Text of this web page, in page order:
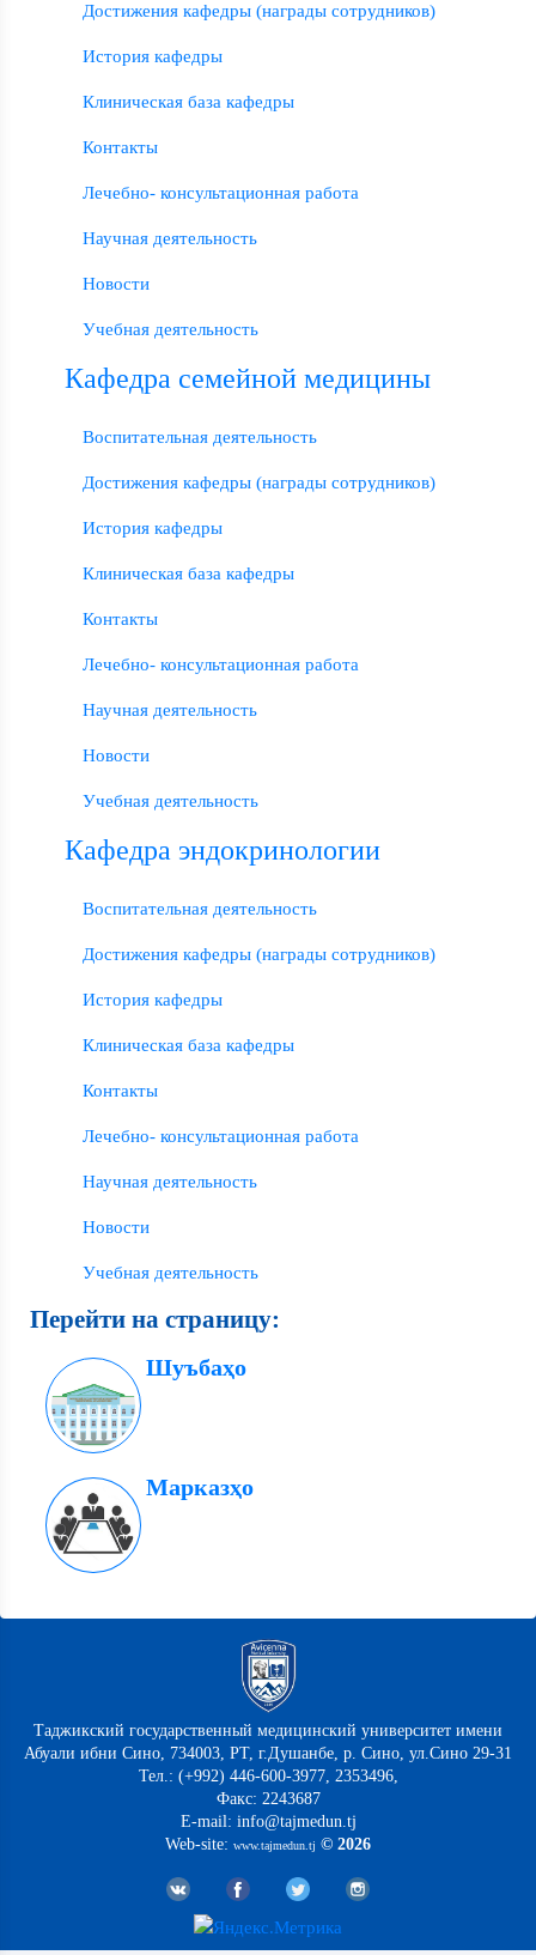
Достижения кафедры (награды сотрудников)
История кафедры
Клиническая база кафедры
Контакты
Лечебно- консультационная работа
Научная деятельность
Новости
Учебная деятельность
Кафедра семейной медицины
Воспитательная деятельность
Достижения кафедры (награды сотрудников)
История кафедры
Клиническая база кафедры
Контакты
Лечебно- консультационная работа
Научная деятельность
Новости
Учебная деятельность
Кафедра эндокринологии
Воспитательная деятельность
Достижения кафедры (награды сотрудников)
История кафедры
Клиническая база кафедры
Контакты
Лечебно- консультационная работа
Научная деятельность
Новости
Учебная деятельность
Перейти на страницу:
Шуъбаҳо
Марказҳо
Таджикский государственный медицинский университет имени
Абуали ибни Сино, 734003, РТ, г.Душанбе, р. Сино, ул.Сино 29-31
Тел.: (+992) 446-600-3977, 2353496,
Факс: 2243687
E-mail: info@tajmedun.tj
Web-site: www.tajmedun.tj © 2026